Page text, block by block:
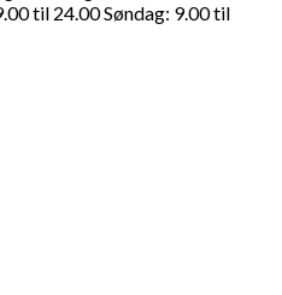
til 24.00 Søndag: 9.00 til